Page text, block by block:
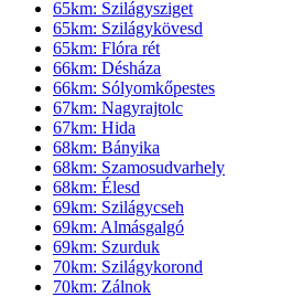
65km: Szilágysziget
65km: Szilágykövesd
65km: Flóra rét
66km: Désháza
66km: Sólyomkőpestes
67km: Nagyrajtolc
67km: Hida
68km: Bányika
68km: Szamosudvarhely
68km: Élesd
69km: Szilágycseh
69km: Almásgalgó
69km: Szurduk
70km: Szilágykorond
70km: Zálnok